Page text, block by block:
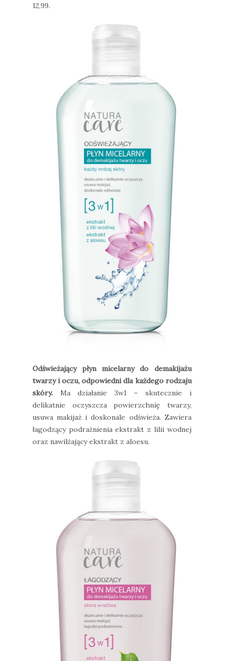
12,99.
Odświeżający płyn micelarny do demakijażu
twarzy i oczu, odpowiedni dla każdego rodzaju
skóry. Ma działanie 3w1 – skutecznie i
delikatnie oczyszcza powierzchnię twarzy,
usuwa makijaż i doskonale odświeża. Zawiera
łagodzący podrażnienia ekstrakt z lilii wodnej
oraz nawilżający ekstrakt z aloesu.